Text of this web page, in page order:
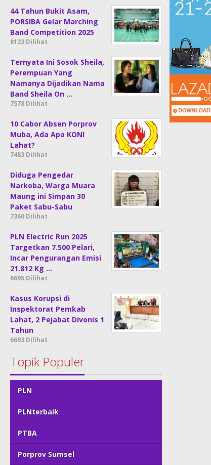
44 Tahun Bukit Asam,
PORSIBA Gelar Marching
Band Competition 2025
8123 Dilihat
Ternyata Ini Sosok Sheila,
Perempuan Yang
Namanya Dijadikan Nama
Band Sheila On …
7578 Dilihat
10 Cabor Absen Porprov
Muba, Ada Apa KONI
Lahat?
7483 Dilihat
Diduga Pengedar
Narkoba, Warga Muara
Maung ini Simpan 30
Paket Sabu-Sabu
7360 Dilihat
PLN Electric Run 2025
Targetkan 7.500 Pelari,
Incar Pengurangan Emisi
21.812 Kg …
6695 Dilihat
Kasus Korupsi di
Inspektorat Pemkab
Lahat, 2 Pejabat Divonis 1
Tahun
6693 Dilihat
Topik Populer
PLN
PLNterbaik
PTBA
Porprov Sumsel